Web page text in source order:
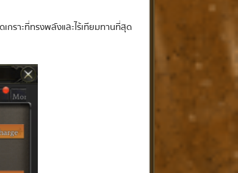
กราะที่ทรงพลังและไร้เทียมทานที่สุด